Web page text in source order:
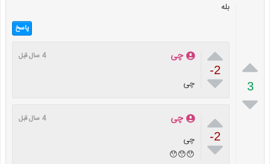

3

بله
پاسخ

-2

چی 4 سال قبل
چی

-2

چی 4 سال قبل
چی
😯😯😯